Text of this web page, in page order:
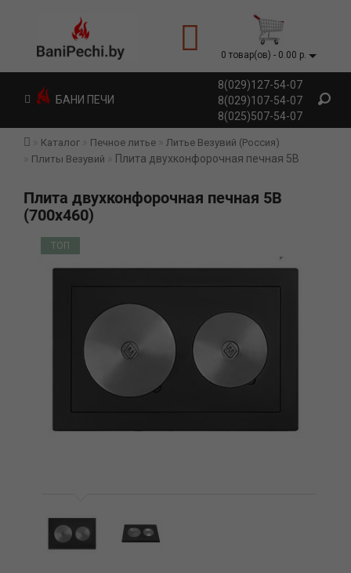
0 товар(ов) - 0.00 р.
8(029)127-54-07
8(029)107-54-07
8(025)507-54-07
БАНИ ПЕЧИ
Каталог Печное литье
Литье Везувий (Россия)
Плиты Везувий
Плита двухконфорочная печная 5В
Плита двухконфорочная печная 5В
(700х460)
ТОП